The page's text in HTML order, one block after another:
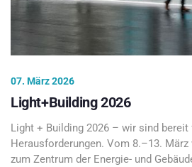
07. März 2026
Light+Building 2026
Light + Building 2026 – wir sind bereit
Herausforderungen. Vom 8.–13.
zum Zentrum der Energie- und